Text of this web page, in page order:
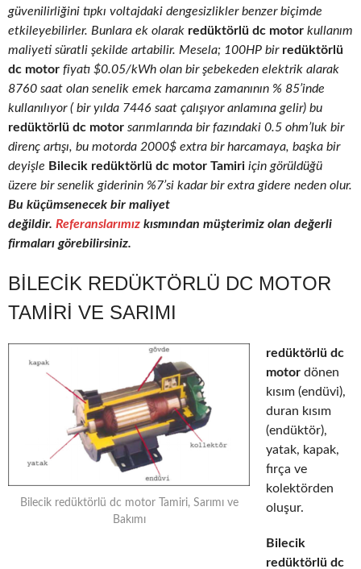
güvenilirliğini tıpkı voltajdaki dengesizlikler benzer biçimde
etkileyebilirler. Bunlara ek olarak redüktörlü dc motor kullanım
maliyeti süratli şekilde artabilir. Mesela; 100HP birredüktörlü
dc motor fiyatı $0.05/kWh olan bir şebekeden elektrik alarak
8760 saat olan senelik emek harcama zamanının % 85’inde
kullanılıyor ( bir yılda 7446 saat çalışıyor anlamına gelir) bu
redüktörlü dc motor sarımlarında bir fazındaki 0.5 ohm’luk bir
direnç artışı, bu motorda 2000$ extra bir harcamaya, başka bir
deyişle Bilecik redüktörlü dc motor Tamiri için görüldüğü
üzere bir senelik giderinin %7’si kadar bir extra gidere neden olur.
Bu küçümsenecek bir maliyet
değildir. Referanslarımız kısmından müşterimiz olan değerli
firmaları görebilirsiniz.
BILECIK REDÜKTÖRLÜ DC MOTOR
TAMIRI VE SARIMI
Bilecik redüktörlü dc motor Tamiri, Sarımı ve
Bakımı
redüktörlü dc
motor dönen
kısım (endüvi),
duran kısım
(endüktör),
yatak, kapak,
fırça ve
kolektörden
oluşur.
Bilecik
redüktörlü dc